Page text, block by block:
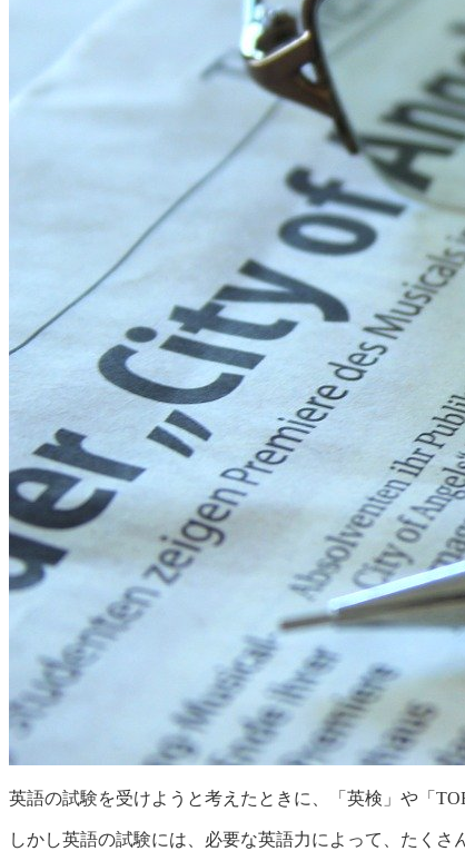
英語の試験を受けようと考えたときに、「英検」や「
しかし英語の試験には、必要な英語力によって、たくさ